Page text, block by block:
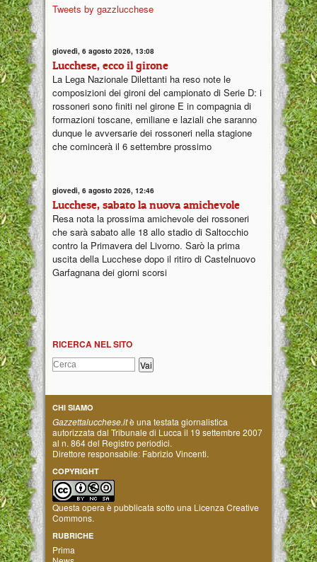
Tweets by gazzlucchese
giovedì, 6 agosto 2026, 13:08
Lucchese, ecco il girone
La Lega Nazionale Dilettanti ha reso note le
composizioni dei gironi del campionato di Serie D: i
rossoneri sono finiti nel girone E in compagnia di
formazioni toscane, emiliane e laziali che saranno
dunque le avversarie dei rossoneri nella stagione
che comincerà il 6 settembre prossimo
giovedì, 6 agosto 2026, 12:46
Lucchese, sabato la nuova amichevole
Resa nota la prossima amichevole dei rossoneri
che sarà sabato alle 18 allo stadio di Saltocchio
contro la Primavera del Livorno. Sarò la prima
uscita della Lucchese dopo il ritiro di Castelnuovo
Garfagnana dei giorni scorsi
RICERCA NEL SITO
CHI SIAMO
Gazzettalucchese.itè una testata giornalistica
autorizzata dal Tribunale di Lucca il 19 settembre 2007
al n. 864 del Registro periodici.
Direttore responsabile: Fabrizio Vincenti.
COPYRIGHT
Questa opera è pubblicata sotto una Licenza Creative
Commons.
RUBRICHE
Prima